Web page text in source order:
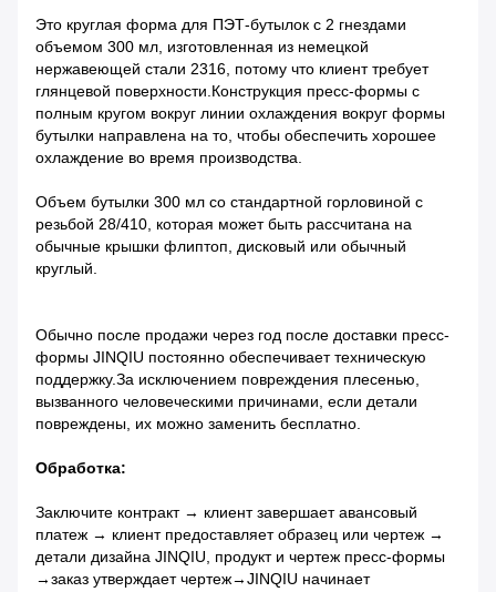
Это круглая форма для ПЭТ-бутылок с 2 гнездами
объемом 300 мл, изготовленная из немецкой
нержавеющей стали 2316, потому что клиент требует
глянцевой поверхности.Конструкция пресс-формы с
полным кругом вокруг линии охлаждения вокруг формы
бутылки направлена ​​​​на то, чтобы обеспечить хорошее
охлаждение во время производства.
Объем бутылки 300 мл со стандартной горловиной с
резьбой 28/410, которая может быть рассчитана на
обычные крышки флиптоп, дисковый или обычный
круглый.
Обычно после продажи через год после доставки пресс-
формы JINQIU постоянно обеспечивает техническую
поддержку.За исключением повреждения плесенью,
вызванного человеческими причинами, если детали
повреждены, их можно заменить бесплатно.
Обработка:
Заключите контракт → клиент завершает авансовый
платеж → клиент предоставляет образец или чертеж →
детали дизайна JINQIU, продукт и чертеж пресс-формы
→заказ утверждает чертеж→JINQIU начинает